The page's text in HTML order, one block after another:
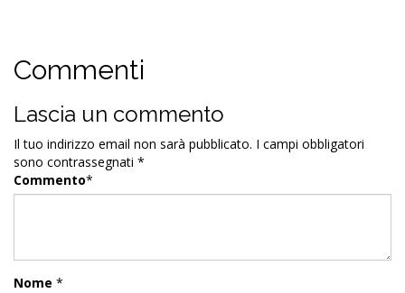
Commenti
Lascia un commento
Il tuo indirizzo email non sarà pubblicato. I campi obbligatori
sono contrassegnati *
Commento*
Nome *